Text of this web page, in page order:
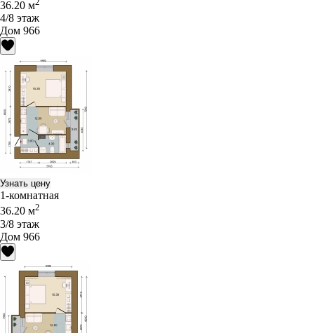
36.20 м
4/8 этаж
Дом 966
Узнать цену
1-комнатная
36.20 м2
3/8 этаж
Дом 966